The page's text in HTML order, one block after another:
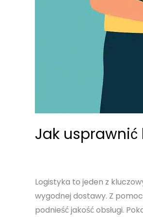
Jak usprawnić
Logistyka to jeden z
wygodnej dostawy. Z
podnieść jakość obsługi.